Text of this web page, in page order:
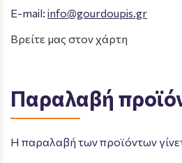
E-mail: info@gourdoupis.gr
Βρείτε μας στον χάρτη
Παραλαβή
Η παραλαβή των προϊόντων